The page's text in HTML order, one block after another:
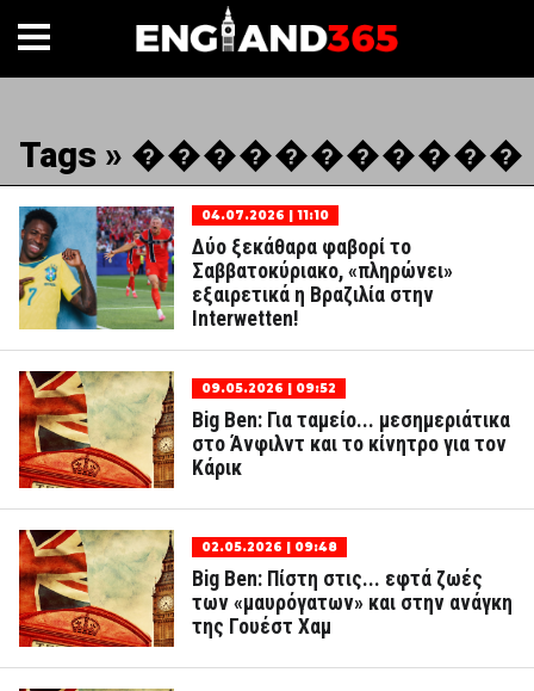
Tags » �����������
04.07.2026 | 11:10
Δύο ξεκάθαρα φαβορί το
Σαββατοκύριακο, «πληρώνει»
εξαιρετικά η Βραζιλία στην
Interwetten!
09.05.2026 | 09:52
Big Ben: Για ταμείο... μεσημεριάτικα
στο Άνφιλντ και το κίνητρο για τον
Κάρικ
02.05.2026 | 09:48
Big Ben: Πίστη στις... εφτά ζωές
των «μαυρόγατων» και στην ανάγκη
της Γουέστ Χαμ